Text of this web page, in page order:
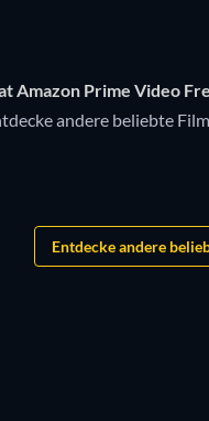
Amazon Prime Video
andere beliebte
Entdecke andere